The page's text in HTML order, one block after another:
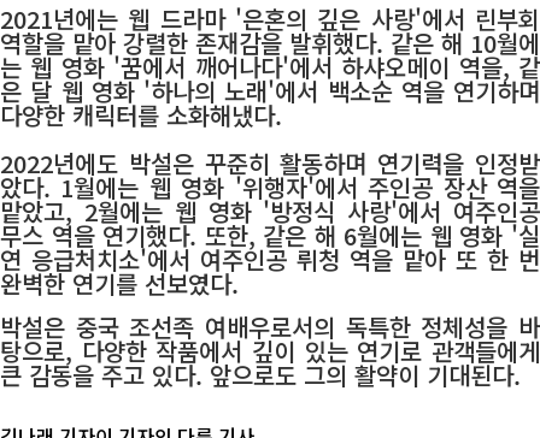
2021년에는 웹 드라마 '은혼의 깊은 사랑'에서 린부회
역할을 맡아 강렬한 존재감을 발휘했다. 같은 해 10월에
는 웹 영화 '꿈에서 깨어나다'에서 하샤오메이 역을, 같
은 달 웹 영화 '하나의 노래'에서 백소순 역을 연기하며
다양한 캐릭터를 소화해냈다.
2022년에도 박설은 꾸준히 활동하며 연기력을 인정받
았다. 1월에는 웹 영화 '위행자'에서 주인공 장산 역을
맡았고, 2월에는 웹 영화 '방정식 사랑'에서 여주인공
무스 역을 연기했다. 또한, 같은 해 6월에는 웹 영화 '실
연 응급처치소'에서 여주인공 뤼청 역을 맡아 또 한 번
완벽한 연기를 선보였다.
박설은 중국 조선족 여배우로서의 독특한 정체성을 바
탕으로, 다양한 작품에서 깊이 있는 연기로 관객들에게
큰 감동을 주고 있다. 앞으로도 그의 활약이 기대된다.